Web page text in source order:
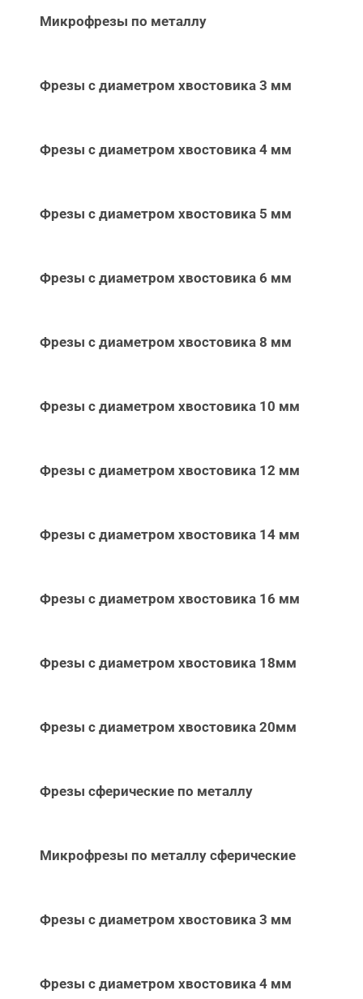
Микрофрезы по металлу
Фрезы с диаметром хвостовика 3 мм
Фрезы с диаметром хвостовика 4 мм
Фрезы с диаметром хвостовика 5 мм
Фрезы с диаметром хвостовика 6 мм
Фрезы с диаметром хвостовика 8 мм
Фрезы с диаметром хвостовика 10 мм
Фрезы с диаметром хвостовика 12 мм
Фрезы с диаметром хвостовика 14 мм
Фрезы с диаметром хвостовика 16 мм
Фрезы с диаметром хвостовика 18мм
Фрезы с диаметром хвостовика 20мм
Фрезы сферические по металлу
Микрофрезы по металлу сферические
Фрезы с диаметром хвостовика 3 мм
Фрезы с диаметром хвостовика 4 мм